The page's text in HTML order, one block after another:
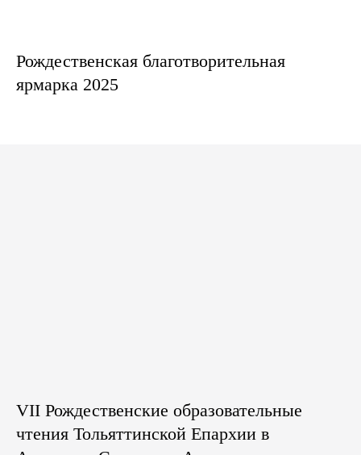
Рождественская благотворительная
ярмарка 2025
VII Рождественские образовательные
чтения Тольяттинской Епархии в